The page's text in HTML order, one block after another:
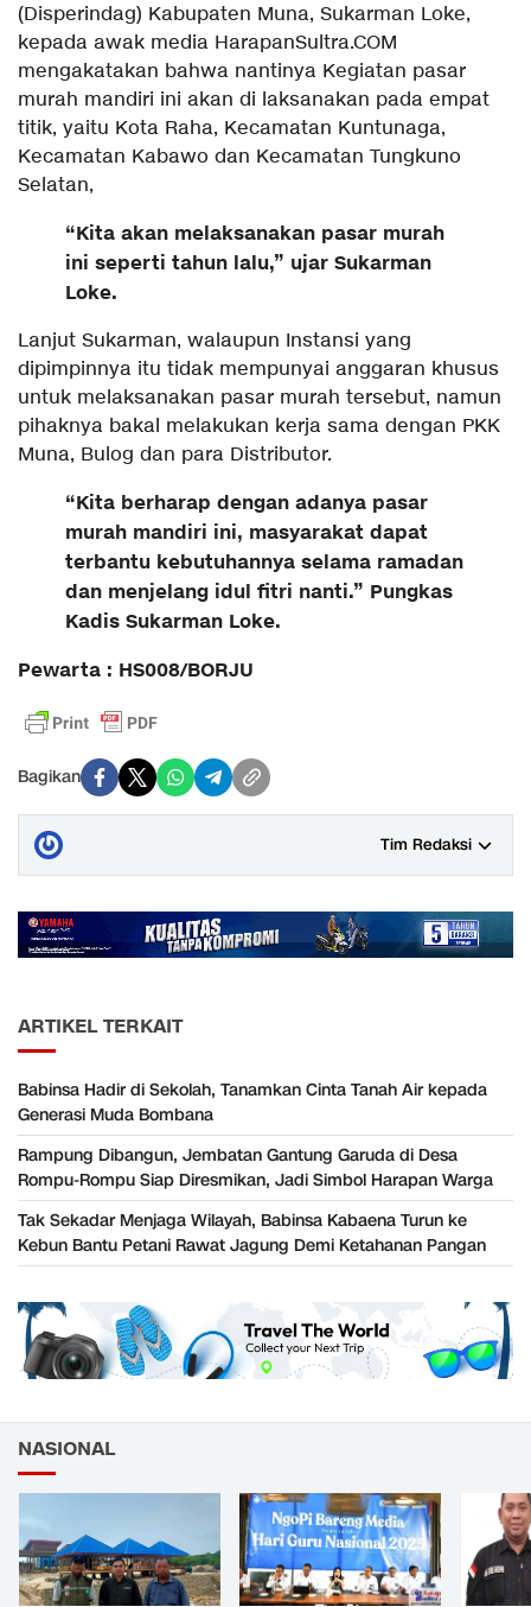
(Disperindag) Kabupaten Muna, Sukarman Loke,
kepada awak media HarapanSultra.COM
mengakatakan bahwa nantinya Kegiatan pasar
murah mandiri ini akan di laksanakan pada empat
titik, yaitu Kota Raha, Kecamatan Kuntunaga,
Kecamatan Kabawo dan Kecamatan Tungkuno
Selatan,
“Kita akan melaksanakan pasar murah
ini seperti tahun lalu,” ujar Sukarman
Loke.
Lanjut Sukarman, walaupun Instansi yang
dipimpinnya itu tidak mempunyai anggaran khusus
untuk melaksanakan pasar murah tersebut, namun
pihaknya bakal melakukan kerja sama dengan PKK
Muna, Bulog dan para Distributor.
“Kita berharap dengan adanya pasar
murah mandiri ini, masyarakat dapat
terbantu kebutuhannya selama ramadan
dan menjelang idul fitri nanti.” Pungkas
Kadis Sukarman Loke.
Pewarta : HS008/BORJU
Bagikan
Tim Redaksi
ARTIKEL TERKAIT
Babinsa Hadir di Sekolah, Tanamkan Cinta Tanah Air kepada
Generasi Muda Bombana
Rampung Dibangun, Jembatan Gantung Garuda di Desa
Rompu-Rompu Siap Diresmikan, Jadi Simbol Harapan Warga
Tak Sekadar Menjaga Wilayah, Babinsa Kabaena Turun ke
Kebun Bantu Petani Rawat Jagung Demi Ketahanan Pangan
NASIONAL